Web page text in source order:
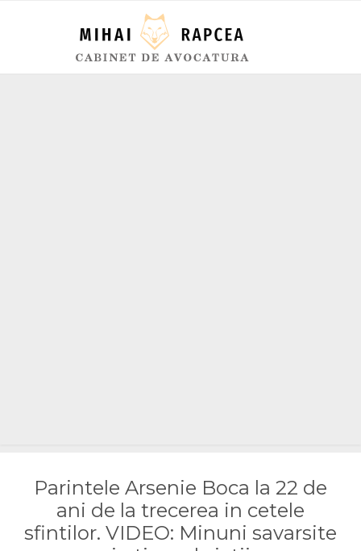
Parintele Arsenie Boca la 22 de
ani de la trecerea in cetele
sfintilor. VIDEO: Minuni savarsite